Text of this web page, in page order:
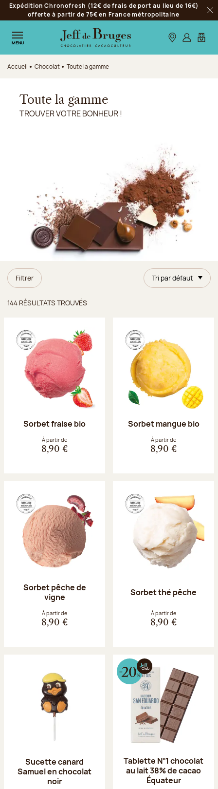
Aller à la navigation
Aller au contenu principal
Aller au pied de page
Expédition Chronofresh (12€ de frais de port au lieu de 16€)
offerte à partir de 75€ en France métropolitaine
MENU Nos boutiques
S’identifier
Mon
Accueil Chocolat Toute la gamme
Toute la gamme
TROUVER VOTRE BONHEUR !
Filtrer Tri par défaut
144 RÉSULTATS TROUVÉS
Sorbet fraise bio
À partir de
8,90 €
Sorbet mangue bio
À partir de
8,90 €
Sorbet pêche de
vigne
À partir de
8,90 €
Sorbet thé pêche
À partir de
8,90 €
Sucette canard
Samuel en chocolat
noir
Tablette N°1 chocolat
au lait 38% de cacao
Équateur